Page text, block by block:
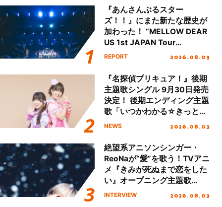
『あんさんぶるスター
ズ！！』にまた新たな歴史が
加わった！ “MELLOW DEAR
US 1st JAPAN Tour
Final「NICE to meet YOU
ート!!
REPORT 2026.08.03
『名探偵プリキュア！』後期
主題歌シングル 9月30日発売
決定！ 後期エンディング主題
歌「いつかわかる☆きっとあ
える」TVサイズ先行配信開
NEWS 2026.08.03
絶望系アニソンシンガー・
ReoNaが“愛”を歌う！TVアニ
メ『きみが死ぬまで恋をした
い』オープニング主題歌
「Amore」インタビュー
INTERVIEW 2026.08.03